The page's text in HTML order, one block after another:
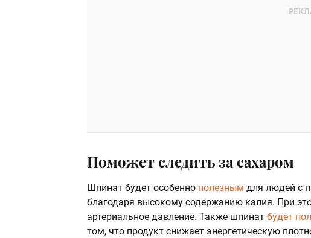
Поможет следить за сахаром
Шпинат будет особенно полезным для людей с
благодаря высокому содержанию калия. При
артериальное давление. Также шпинат будет
том, что продукт снижает энергетическую